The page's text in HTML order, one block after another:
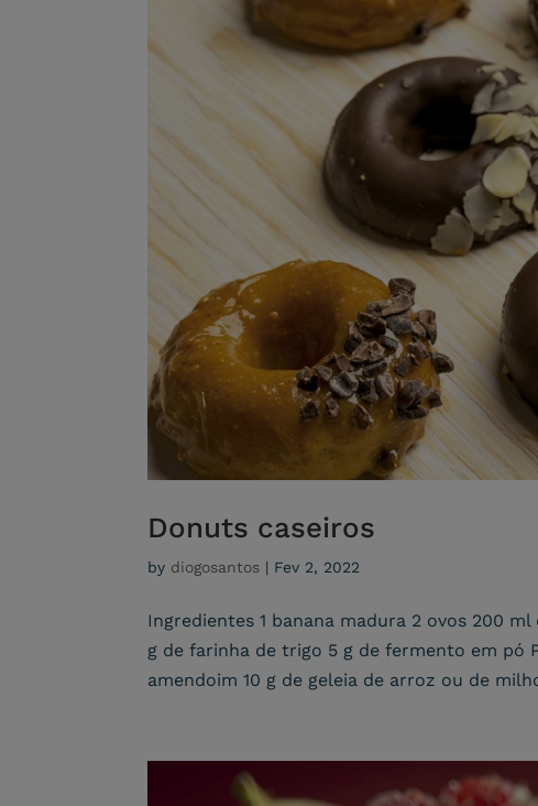
Donuts caseiros
by diogosantos | Fev 2, 2022
Ingredientes 1 banana madura 2 ovos 200
g de farinha de trigo 5 g de fermento em pó
amendoim 10 g de geleia de arroz ou de